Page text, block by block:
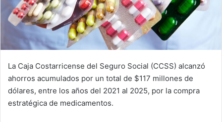
La Caja Costarricense del Seguro Social (CCSS) alcanzó
ahorros acumulados por un total de $117 millones de
dólares, entre los años del 2021 al 2025, por la compra
estratégica de medicamentos.